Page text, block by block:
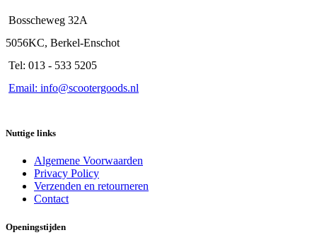
Bosscheweg 32A
5056KC, Berkel-Enschot
Tel: 013 - 533 5205
Email: info@scootergoods.nl
Nuttige links
Algemene Voorwaarden
Privacy Policy
Verzenden en retourneren
Contact
Openingstijden